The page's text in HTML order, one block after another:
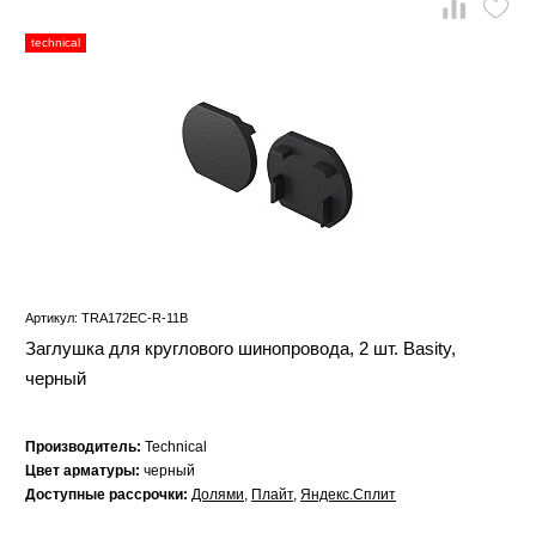
technical
Артикул: TRA172EC-R-11B
Заглушка для круглового шинопровода, 2 шт. Basity,
черный
Производитель: Technical
Цвет арматуры: черный
Доступные рассрочки: Долями, Плайт, Яндекс.Сплит